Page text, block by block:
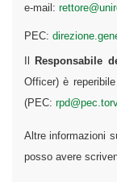
e-mail:
PEC:
IlResponsabile
Officer) è
(PEC:
Altre informazioni
posso avere